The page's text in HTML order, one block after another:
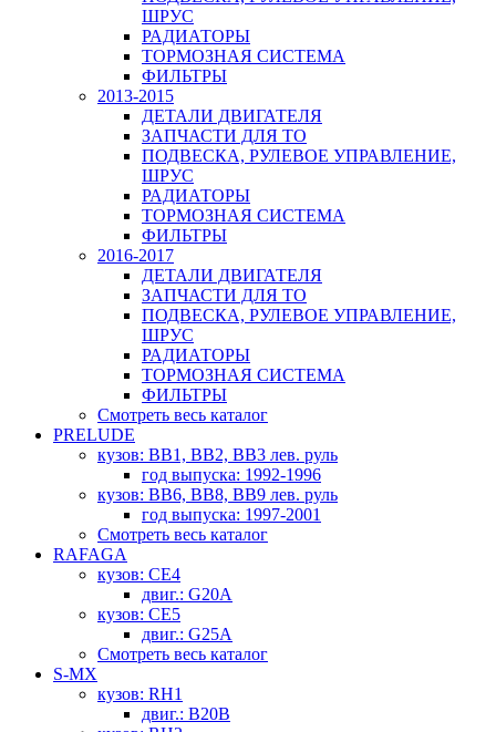
ШРУС
РАДИАТОРЫ
ТОРМОЗНАЯ СИСТЕМА
ФИЛЬТРЫ
2013-2015
ДЕТАЛИ ДВИГАТЕЛЯ
ЗАПЧАСТИ ДЛЯ ТО
ПОДВЕСКА, РУЛЕВОЕ УПРАВЛЕНИЕ,
ШРУС
РАДИАТОРЫ
ТОРМОЗНАЯ СИСТЕМА
ФИЛЬТРЫ
2016-2017
ДЕТАЛИ ДВИГАТЕЛЯ
ЗАПЧАСТИ ДЛЯ ТО
ПОДВЕСКА, РУЛЕВОЕ УПРАВЛЕНИЕ,
ШРУС
РАДИАТОРЫ
ТОРМОЗНАЯ СИСТЕМА
ФИЛЬТРЫ
Смотреть весь каталог
PRELUDE
кузов: BB1, BB2, BB3 лев. руль
год выпуска: 1992-1996
кузов: BB6, BB8, BB9 лев. руль
год выпуска: 1997-2001
Смотреть весь каталог
RAFAGA
кузов: CE4
двиг.: G20A
кузов: CE5
двиг.: G25A
Смотреть весь каталог
S-MX
кузов: RH1
двиг.: B20B